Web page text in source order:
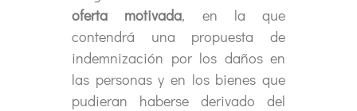
oferta motivada, en la que
contendrá una propuesta de
indemnización por los daños en
las personas y en los bienes que
pudieran haberse derivado del